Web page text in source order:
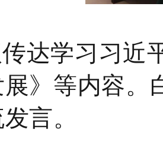
达学习习近
》等内容。
言。